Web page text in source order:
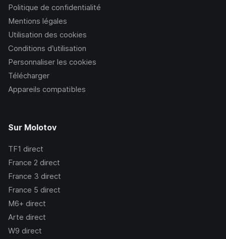
Politique de confidentialité
Mentions légales
Utilisation des cookies
Conditions d’utilisation
Personnaliser les cookies
Télécharger
Appareils compatibles
Sur Molotov
TF1 direct
France 2 direct
France 3 direct
France 5 direct
M6+ direct
Arte direct
W9 direct